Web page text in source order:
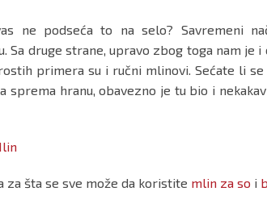
ne podseća to na selo? Savremeni
Sa druge strane, upravo zbog toga nam je
primera su i ručni mlinovi. Sećate li se
hranu, obavezno je tu bio i
za šta se sve može da koristite mlin za so i